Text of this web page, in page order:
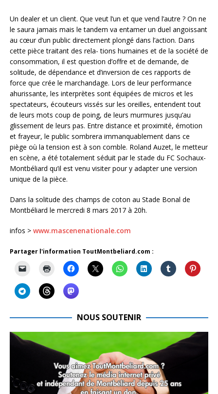
Un dealer et un client. Que veut l’un et que vend l’autre ? On ne
le saura jamais mais le tandem va entamer un duel angoissant
au cœur d’un public directement plongé dans l’action. Dans
cette pièce traitant des rela- tions humaines et de la société de
consommation, il est question d’offre et de demande, de
solitude, de dépendance et d’inversion de ces rapports de
force que crée le marchandage. Lors de leur performance
ahurissante, les interprètes sont équipées de micros et les
spectateurs, écouteurs vissés sur les oreilles, entendent tout
de leurs mots coup de poing, de leurs murmures jusqu’au
glissement de leurs pas. Entre distance et proximité, émotion
et frayeur, le public sombrera immanquablement dans ce
piège où la tension est à son comble. Roland Auzet, le metteur
en scène, a été totalement séduit par le stade du FC Sochaux-
Montbéliard qu’il est venu visiter pour y adapter une version
unique de la pièce.
Dans la solitude des champs de coton au Stade Bonal de
Montbéliard le mercredi 8 mars 2017 à 20h.
infos > www.mascenenationale.com
Partager l'information ToutMontbeliard.com :
NOUS SOUTENIR